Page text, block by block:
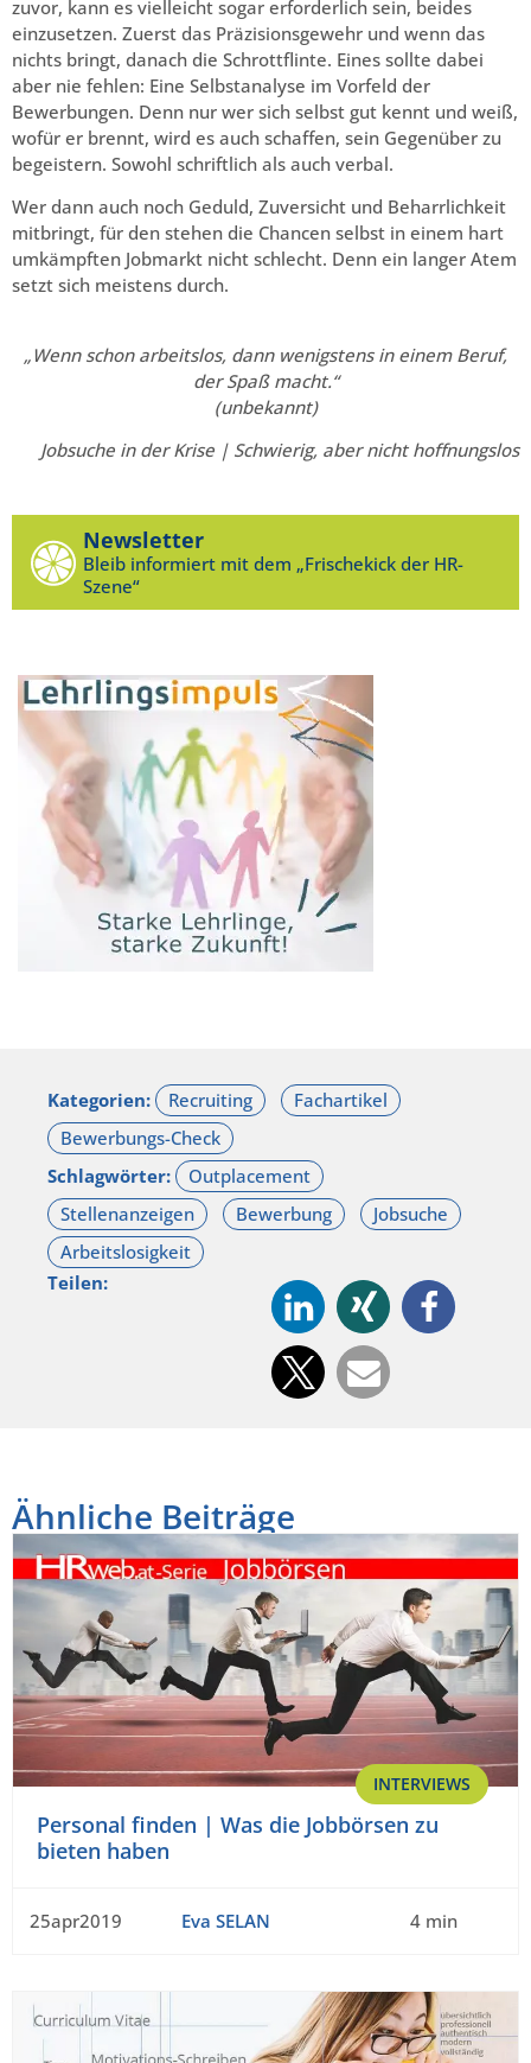
zuvor, kann es vielleicht sogar erforderlich sein, beides
einzusetzen. Zuerst das Präzisionsgewehr und wenn das
nichts bringt, danach die Schrottflinte. Eines sollte dabei
aber nie fehlen: Eine Selbstanalyse im Vorfeld der
Bewerbungen. Denn nur wer sich selbst gut kennt und weiß,
wofür er brennt, wird es auch schaffen, sein Gegenüber zu
begeistern. Sowohl schriftlich als auch verbal.
Wer dann auch noch Geduld, Zuversicht und Beharrlichkeit
mitbringt, für den stehen die Chancen selbst in einem hart
umkämpften Jobmarkt nicht schlecht. Denn ein langer Atem
setzt sich meistens durch.
„Wenn schon arbeitslos, dann wenigstens in einem Beruf,
der Spaß macht.“
(unbekannt)
Jobsuche in der Krise | Schwierig, aber nicht hoffnungslos
Newsletter
Bleib informiert mit dem „Frischekick der HR-
Szene“
Kategorien:
Schlagwörter:
Teilen:
Ähnliche Beiträge
INTERVIEWS
Personal finden | Was die Jobbörsen zu
bieten haben
25apr2019 Eva SELAN 4 min